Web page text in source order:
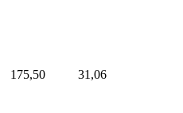
175,50 31,06